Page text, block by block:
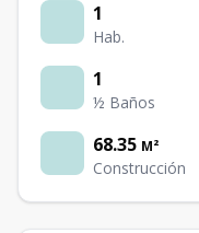
1
Hab.
1
½ Baños
68.35 M²
Construcción